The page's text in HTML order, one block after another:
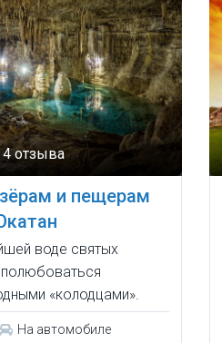
4 отзыва
и пещерам
воде святых
«колодцами».
На автомобиле